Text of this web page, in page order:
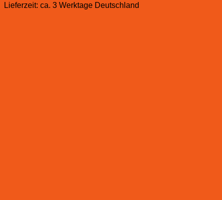
Lieferzeit: ca. 3 Werktage Deutschland